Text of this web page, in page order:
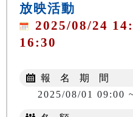
放映活動
2025/08/24
16:30
報 名 期 間
2025/08/01 09:00